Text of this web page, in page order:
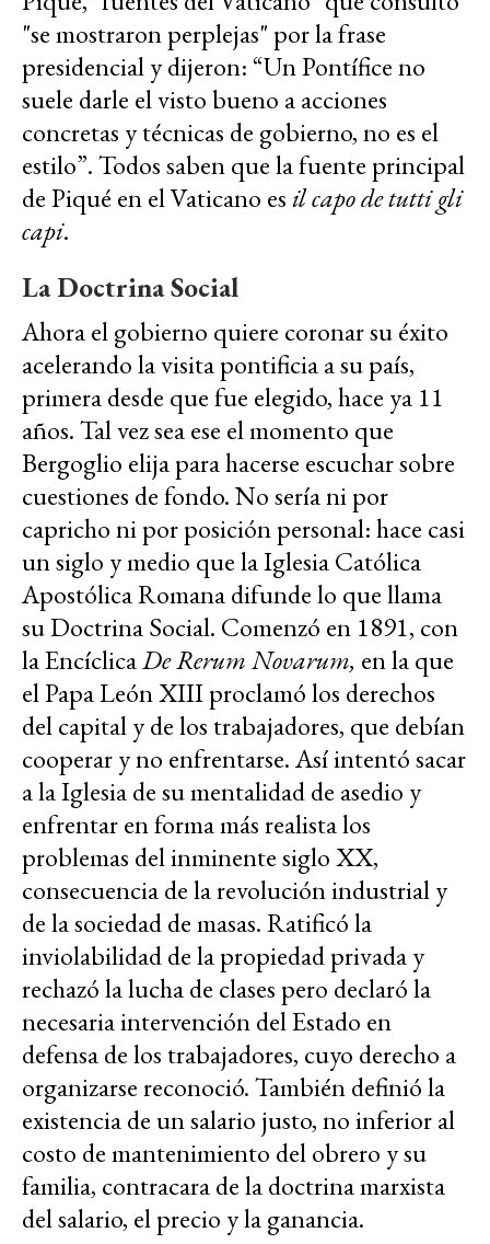
"se mostraron perplejas" por la frase
presidencial y dijeron: “Un Pontífice no
suele darle el visto bueno a acciones
concretas y técnicas de gobierno, no es el
estilo”. Todos saben que la fuente principal
de Piqué en el Vaticano esil capo de tutti gli
capi.
La Doctrina Social
Ahora el gobierno quiere coronar su éxito
acelerando la visita pontificia a su país,
primera desde que fue elegido, hace ya 11
años. Tal vez sea ese el momento que
Bergoglio elija para hacerse escuchar sobre
cuestiones de fondo. No sería ni por
capricho ni por posición personal: hace casi
un siglo y medio que la Iglesia Católica
Apostólica Romana difunde lo que llama
su Doctrina Social. Comenzó en 1891, con
la EncíclicaDe Rerum Novarum, en la que
el Papa León XIII proclamó los derechos
del capital y de los trabajadores, que debían
cooperar y no enfrentarse. Así intentó sacar
a la Iglesia de su mentalidad de asedio y
enfrentar en forma más realista los
problemas del inminente siglo XX,
consecuencia de la revolución industrial y
de la sociedad de masas. Ratificó la
inviolabilidad de la propiedad privada y
rechazó la lucha de clases pero declaró la
necesaria intervención del Estado en
defensa de los trabajadores, cuyo derecho a
organizarse reconoció. También definió la
existencia de un salario justo, no inferior al
costo de mantenimiento del obrero y su
familia, contracara de la doctrina marxista
del salario, el precio y la ganancia.